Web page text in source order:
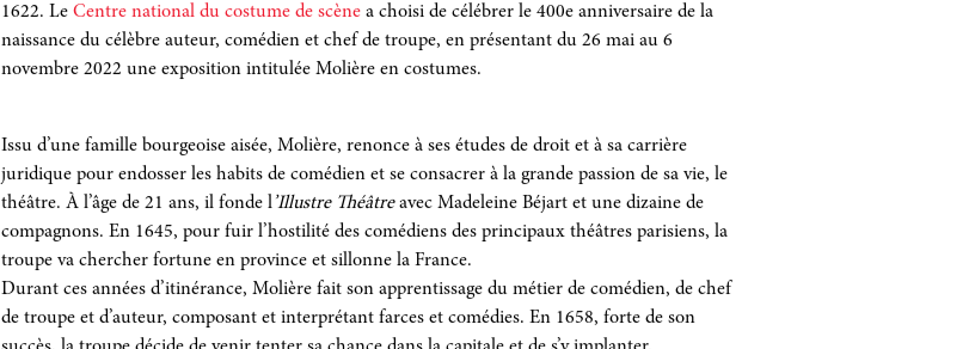
1622. Le Centre national du costume de scène a choisi de célébrer le 400e anniversaire de la
naissance du célèbre auteur, comédien et chef de troupe, en présentant du 26 mai au 6
novembre 2022 une exposition intitulée Molière en costumes.
Issu d’une famille bourgeoise aisée, Molière, renonce à ses études de droit et à sa carrière
juridique pour endosser les habits de comédien et se consacrer à la grande passion de sa vie, le
théâtre. À l’âge de 21 ans, il fonde l’Illustre Théâtreavec Madeleine Béjart et une dizaine de
compagnons. En 1645, pour fuir l’hostilité des comédiens des principaux théâtres parisiens, la
troupe va chercher fortune en province et sillonne la France.
Durant ces années d’itinérance, Molière fait son apprentissage du métier de comédien, de chef
de troupe et d’auteur, composant et interprétant farces et comédies. En 1658, forte de son